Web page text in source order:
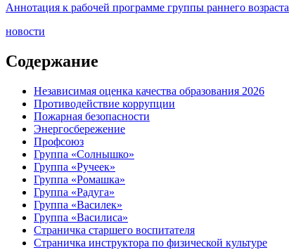
Аннотация к рабочей программе группы раннего возраста
новости
Содержание
Независимая оценка качества образования 2026
Противодействие коррупции
Пожарная безопасности
Энергосбережение
Профсоюз
Группа «Солнышко»
Группа «Ручеек»
Группа «Ромашка»
Группа «Радуга»
Группа «Василек»
Группа «Василиса»
Страничка старшего воспитателя
Страничка инструктора по физической культуре